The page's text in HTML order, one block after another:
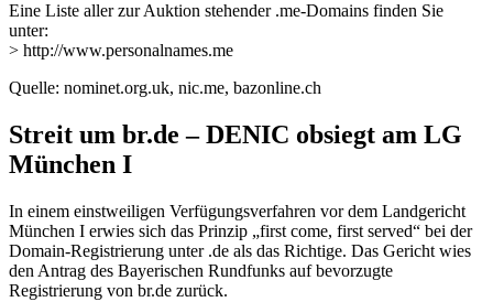
Eine Liste aller zur Auktion stehender .me-Domains finden Sie
unter:
> http://www.personalnames.me
Quelle: nominet.org.uk, nic.me, bazonline.ch
Streit um br.de – DENIC obsiegt am LG
München I
In einem einstweiligen Verfügungsverfahren vor dem Landgericht
München I erwies sich das Prinzip „first come, first served“ bei der
Domain-Registrierung unter .de als das Richtige. Das Gericht wies
den Antrag des Bayerischen Rundfunks auf bevorzugte
Registrierung von br.de zurück.